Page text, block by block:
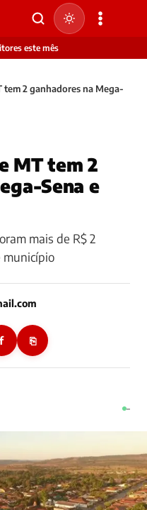
este mês
tem 2 ganhadores na Mega-
MT tem 2
Sena e
mais de R$ 2
município
f ⎘
–